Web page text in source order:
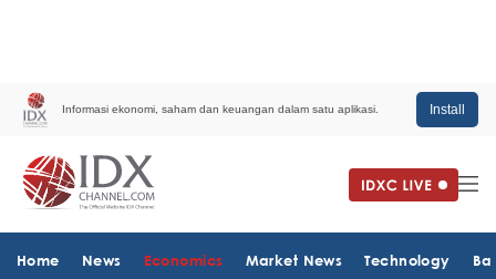
Informasi ekonomi, saham dan keuangan dalam satu aplikasi. Install
Home News Economics Market News Technology